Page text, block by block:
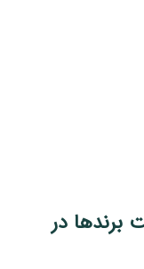
برندها در